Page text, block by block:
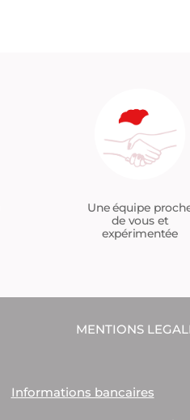
Une équipe
de vous et
expérimentée
MENTIONS
Informations bancaires